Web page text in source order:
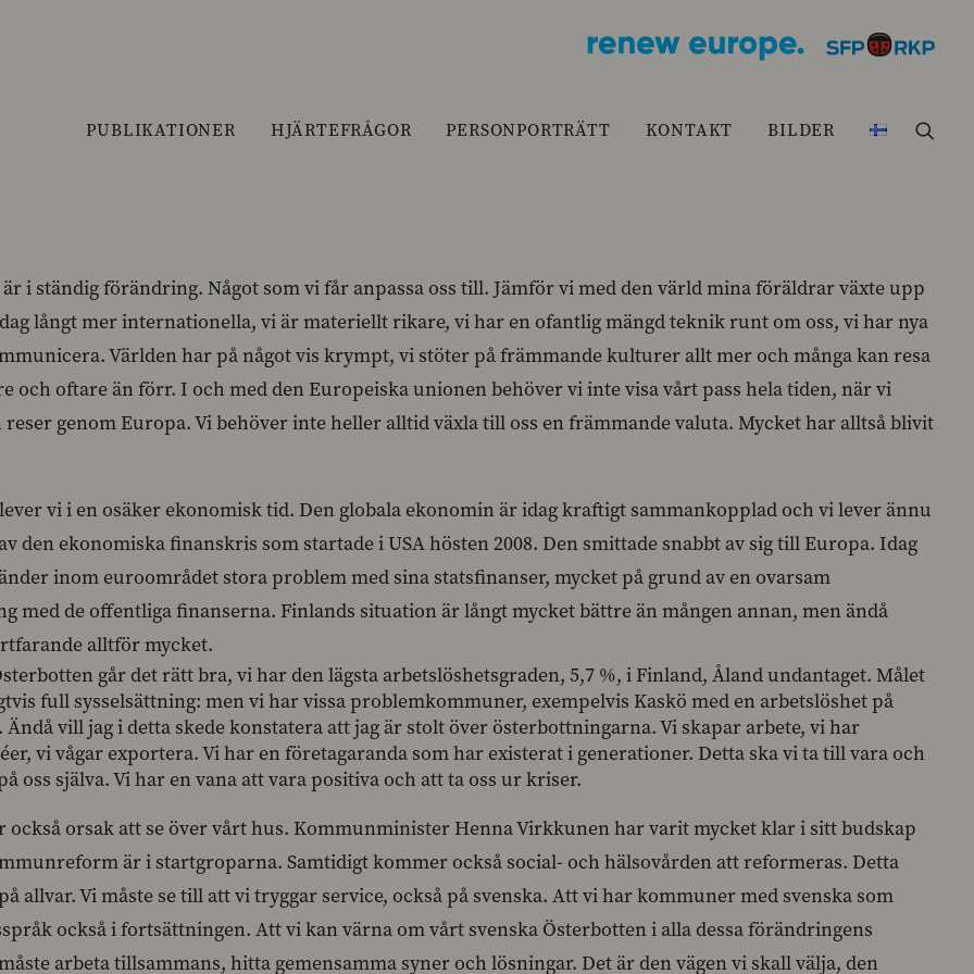
PUBLIKATIONER HJÄRTEFRÅGOR PERSONPORTRÄTT KONTAKT BILDER
i ständig förändring. Något som vi får anpassa oss till. Jämför vi med den värld mina föräldrar växte upp
långt mer internationella, vi är materiellt rikare, vi har en ofantlig mängd teknik runt om oss, vi har nya
Världen har på något vis krympt, vi stöter på främmande kulturer allt mer och många kan resa
och oftare än förr. I och med den Europeiska unionen behöver vi inte visa vårt pass hela tiden, när vi
reser genom Europa. Vi behöver inte heller alltid växla till oss en främmande valuta. Mycket har alltså blivit
vi i en osäker ekonomisk tid. Den globala ekonomin är idag kraftigt sammankopplad och vi lever ännu
den ekonomiska finanskris som startade i USA hösten 2008. Den smittade snabbt av sig till Europa. Idag
inom euroområdet stora problem med sina statsfinanser, mycket på grund av en ovarsam
med de offentliga finanserna. Finlands situation är långt mycket bättre än mången annan, men ändå
alltför mycket.
går det rätt bra, vi har den lägsta arbetslöshetsgraden, 5,7 %, i Finland, Åland undantaget. Målet
full sysselsättning: men vi har vissa problemkommuner, exempelvis Kaskö med en arbetslöshet på
Ändå vill jag i detta skede konstatera att jag är stolt över österbottningarna. Vi skapar arbete, vi har
vi vågar exportera. Vi har en företagaranda som har existerat i generationer. Detta ska vi ta till vara och
oss själva. Vi har en vana att vara positiva och att ta oss ur kriser.
också orsak att se över vårt hus. Kommunminister Henna Virkkunen har varit mycket klar i sitt budskap
är i startgroparna. Samtidigt kommer också social- och hälsovården att reformeras. Detta
allvar. Vi måste se till att vi tryggar service, också på svenska. Att vi har kommuner med svenska som
också i fortsättningen. Att vi kan värna om vårt svenska Österbotten i alla dessa förändringens
arbeta tillsammans, hitta gemensamma syner och lösningar. Det är den vägen vi skall välja, den